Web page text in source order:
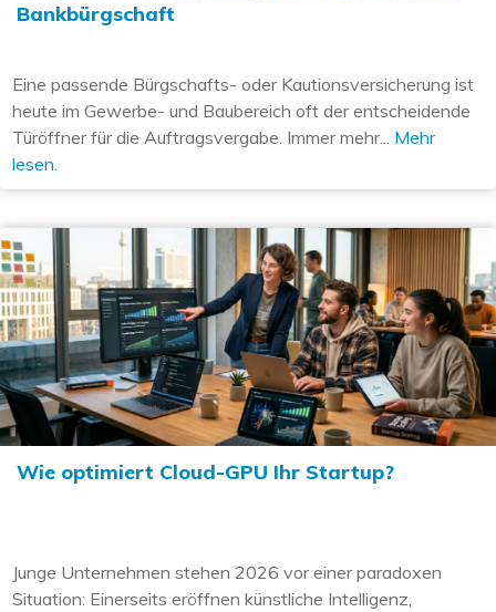
Bankbürgschaft
Eine passende Bürgschafts- oder Kautionsversicherung ist
heute im Gewerbe- und Baubereich oft der entscheidende
Türöffner für die Auftragsvergabe. Immer mehr... Mehr
lesen.
Wie optimiert Cloud-GPU Ihr Startup?
Junge Unternehmen stehen 2026 vor einer paradoxen
Situation: Einerseits eröffnen künstliche Intelligenz,